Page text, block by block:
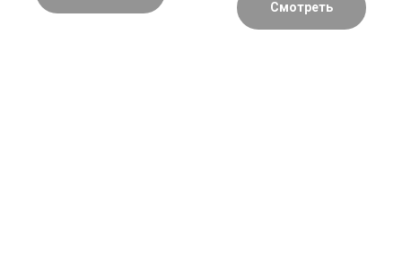
Смотреть